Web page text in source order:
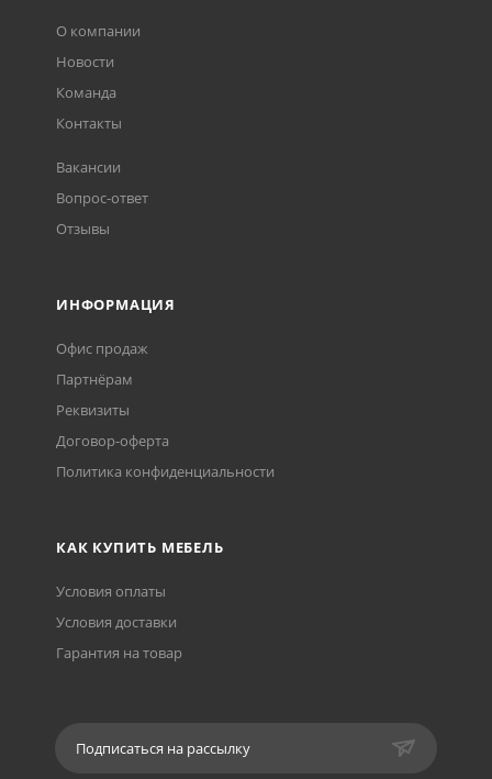
О компании
Новости
Команда
Контакты
Вакансии
Вопрос-ответ
Отзывы
ИНФОРМАЦИЯ
Офис продаж
Партнёрам
Реквизиты
Договор-оферта
Политика конфиденциальности
КАК КУПИТЬ МЕБЕЛЬ
Условия оплаты
Условия доставки
Гарантия на товар
Подписаться на рассылку